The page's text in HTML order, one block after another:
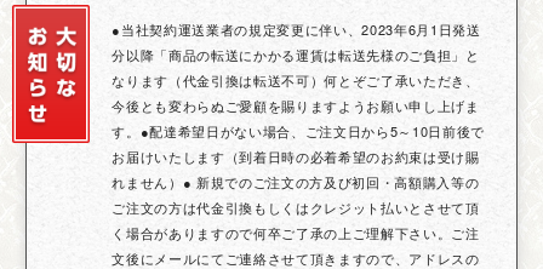
●当社契約運送業者の規定変更に伴い、2023年6月1日発送
分以降「商品の転送にかかる運賃は転送先様のご負担」と
なります（代金引換は転送不可）何とぞご了承いただき、
今後とも変わらぬご愛顧を賜りますようお願い申し上げま
す。●配達希望日がない場合、ご注文日から5～10日前後で
お届けいたします（到着日時の必着希望のお約束は受け賜
れません）● 新規でのご注文の方及び初回・高額購入等の
ご注文の方は代金引換もしくはクレジット払いとさせて頂
く場合がありますので何卒ご了承の上ご理解下さい。ご注
文後にメールにてご連絡させて頂きますので、アドレスの